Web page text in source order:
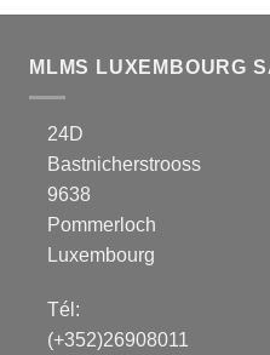
MLMS LUXEMBOURG
24D
Bastnicherstrooss
9638
Pommerloch
Luxembourg
Tél:
(+352)26908011